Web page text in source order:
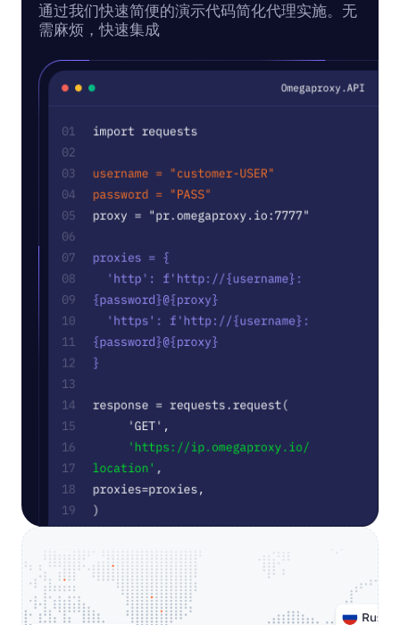
通过我们快速简便的演示代码简化代理实施。无
需麻烦，快速集成